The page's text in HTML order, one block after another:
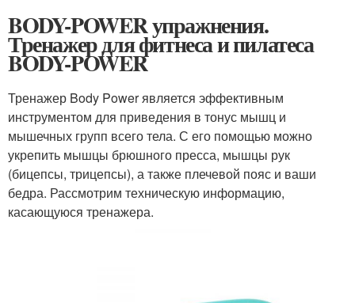
BODY-POWER упражнения.
Тренажер для фитнеса и пилатеса
BODY-POWER
Тренажер Body Power является эффективным
инструментом для приведения в тонус мышц и
мышечных групп всего тела. С его помощью можно
укрепить мышцы брюшного пресса, мышцы рук
(бицепсы, трицепсы), а также плечевой пояс и ваши
бедра. Рассмотрим техническую информацию,
касающуюся тренажера.